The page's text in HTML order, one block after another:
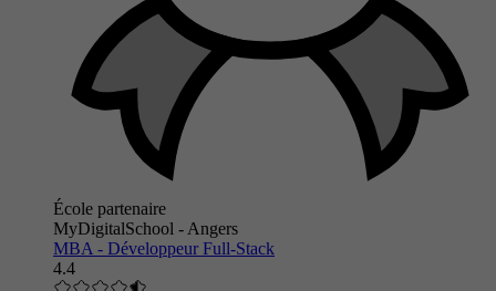
École partenaire
MyDigitalSchool - Angers
MBA - Développeur Full-Stack
4.4